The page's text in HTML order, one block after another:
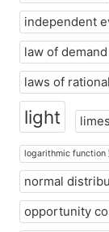
independent
law of demand
laws of
light
logarithmic function
normal
opportunity